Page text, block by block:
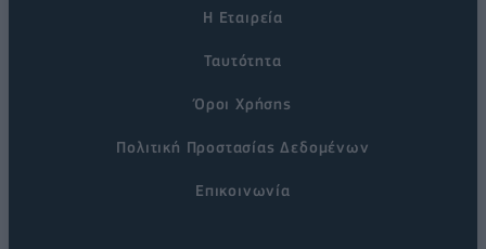
Η Εταιρεία
Ταυτότητα
Όροι Χρήσης
Πολιτική Προστασίας Δεδομένων
Επικοινωνία